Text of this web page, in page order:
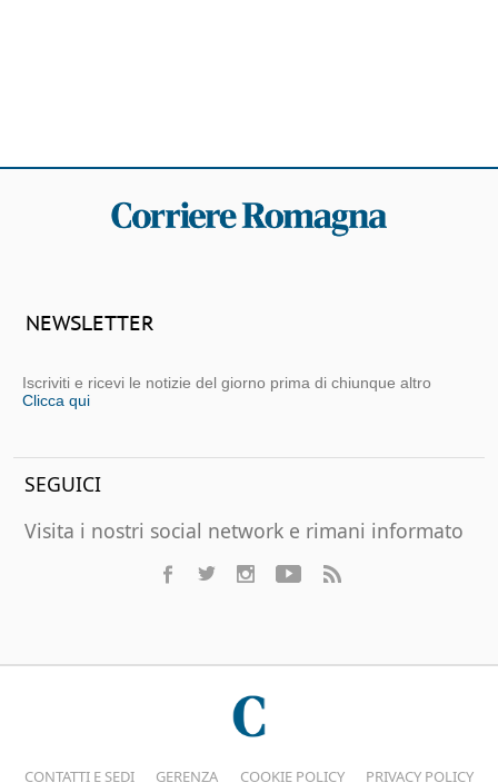
NEWSLETTER
Iscriviti e ricevi le notizie del giorno prima di chiunque altro
Clicca qui
SEGUICI
Visita i nostri social network e rimani informato
CONTATTI E SEDI GERENZA COOKIE POLICY PRIVACY POLICY